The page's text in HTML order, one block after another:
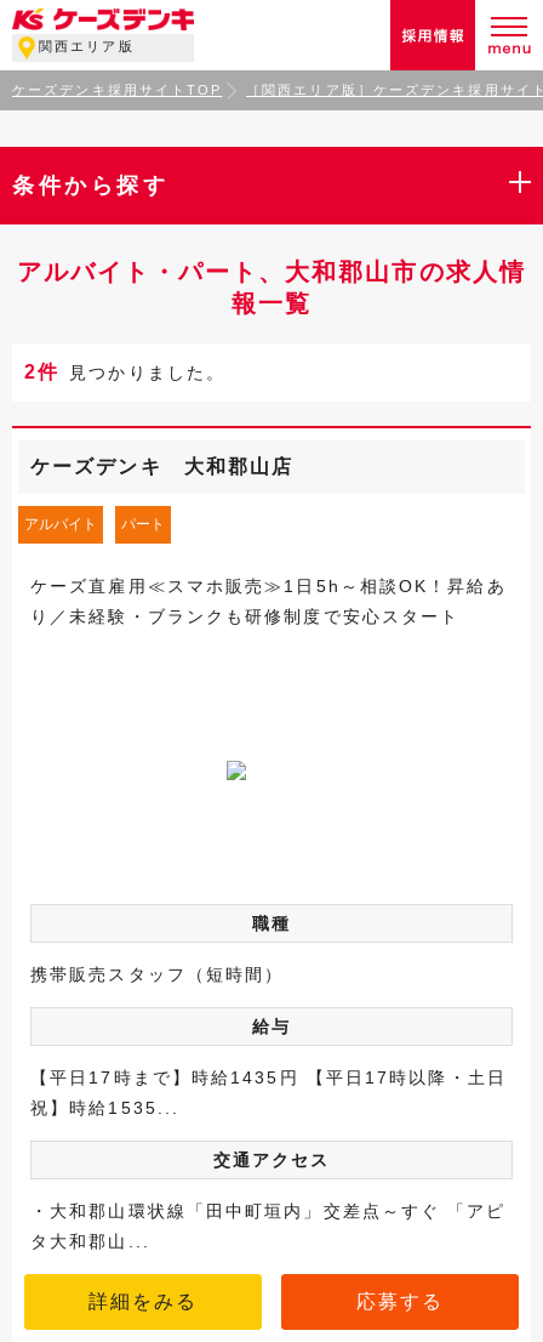
関西エリア版
ケーズデンキ採用サイトTOP ［関西エリア版］ケーズデンキ採用サイ
条件から探す
アルバイト・パート、大和郡山市の求人情
報一覧
2件 見つかりました。
ケーズデンキ 大和郡山店
アルバイト パート
ケーズ直雇用≪スマホ販売≫1日5h～相談OK！昇給あ
り／未経験・ブランクも研修制度で安心スタート
職種
携帯販売スタッフ（短時間）
給与
【平日17時まで】時給1435円 【平日17時以降・土日
祝】時給1535...
交通アクセス
・大和郡山環状線「田中町垣内」交差点～すぐ 「アピ
タ大和郡山...
詳細をみる 応募する